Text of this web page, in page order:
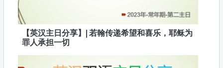
【英汉主日分享】| 若翰传递希望和喜乐，耶稣为
罪人承担一切